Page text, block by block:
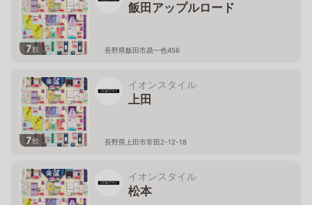
7枚
飯田アップルロード
長野県飯田市鼎一色456
7枚
イオンスタイル
上田
長野県上田市常田2-12-18
イオンスタイル
松本